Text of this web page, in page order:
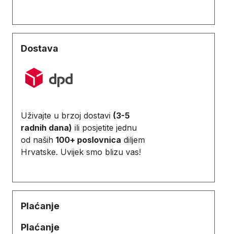
Dostava
Uživajte u brzoj dostavi (3-5
radnih dana) ili posjetite jednu
od naših 100+ poslovnica diljem
Hrvatske. Uvijek smo blizu vas!
Plaćanje
Plaćanje